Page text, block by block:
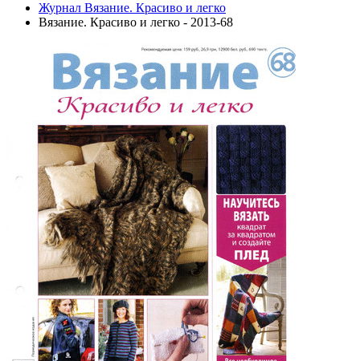
Журнал Вязание. Красиво и легко
Вязание. Красиво и легко - 2013-68